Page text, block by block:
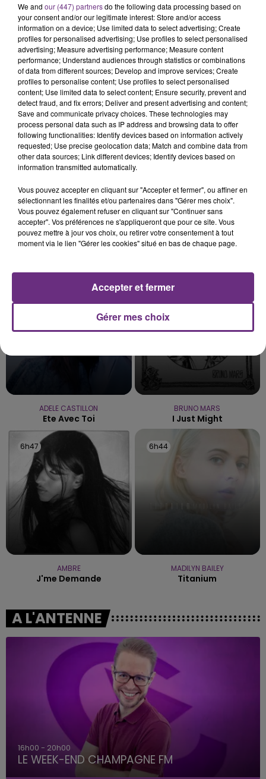
LA CENTRALE NUCLÉAIRE DE CHOOZ
TOUJOURS À L'ARRÊT
Cela fait déjà une semaine que la centrale
nucléaire ardennaise est à l'arrêt. Une situation
justifiée par la sécheresse intense qui est toujours
présente.
LE MAGASIN JOUÉCLUB DE REIMS FERME
SES PORTES
C'était l'une des institutions du centre-ville
rémois. Le magasin JouéClub est contraint de
fermer ses portes.
TITRES DIFFUSÉS
ADELE CASTILLON
Ete Avec Toi
6h50
6h50
BRUNO MARS
I Just Might
6h47
6h47
AMBRE
J'me Demande
6h44
6h44
MADILYN BAILEY
Titanium
A L'ANTENNE
16h00 - 20h00
LE WEEK-END CHAMPAGNE FM
We and our (447) partnersdo the following data processing based on
your consent and/or our legitimate interest: Store and/or access
information on a device; Use limited data to select advertising; Create
profiles for personalised advertising; Use profiles to select personalised
advertising; Measure advertising performance; Measure content
performance; Understand audiences through statistics or combinations
of data from different sources; Develop and improve services; Create
profiles to personalise content; Use profiles to select personalised
content; Use limited data to select content; Ensure security, prevent and
detect fraud, and fix errors; Deliver and present advertising and content;
Save and communicate privacy choices. These technologies may
process personal data such as IP address and browsing data to offer
following functionalities: Identify devices based on information actively
requested; Use precise geolocation data; Match and combine data from
other data sources; Link different devices; Identify devices based on
information transmitted automatically.
Vous pouvez accepter en cliquant sur "Accepter et fermer", ou affiner en
sélectionnant les finalités et/ou partenaires dans "Gérer mes choix".
Vous pouvez également refuser en cliquant sur "Continuer sans
accepter". Vos préférences ne s'appliqueront que pour ce site. Vous
pouvez mettre à jour vos choix, ou retirer votre consentement à tout
moment via le lien "Gérer les cookies" situé en bas de chaque page.
Gérer mes choix
Accepter et fermer